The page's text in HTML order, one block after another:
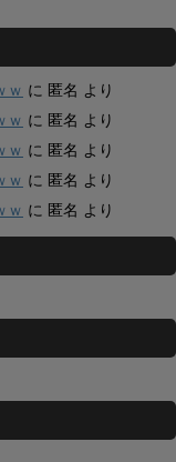
ｗ に 匿名 より
ｗ に 匿名 より
ｗ に 匿名 より
ｗ に 匿名 より
ｗ に 匿名 より